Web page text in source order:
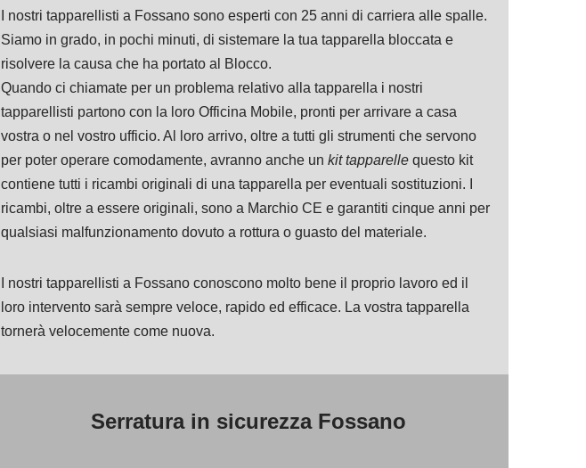
I nostri tapparellisti a Fossano sono esperti con 25 anni di carriera alle spalle.
Siamo in grado, in pochi minuti, di sistemare la tua tapparella bloccata e
risolvere la causa che ha portato al Blocco.
Quando ci chiamate per un problema relativo alla tapparella i nostri
tapparellisti partono con la loro Officina Mobile, pronti per arrivare a casa
vostra o nel vostro ufficio. Al loro arrivo, oltre a tutti gli strumenti che servono
per poter operare comodamente, avranno anche un kit tapparelle questo kit
contiene tutti i ricambi originali di una tapparella per eventuali sostituzioni. I
ricambi, oltre a essere originali, sono a Marchio CE e garantiti cinque anni per
qualsiasi malfunzionamento dovuto a rottura o guasto del materiale.
I nostri tapparellisti a Fossano conoscono molto bene il proprio lavoro ed il
loro intervento sarà sempre veloce, rapido ed efficace. La vostra tapparella
tornerà velocemente come nuova.
Serratura in sicurezza Fossano